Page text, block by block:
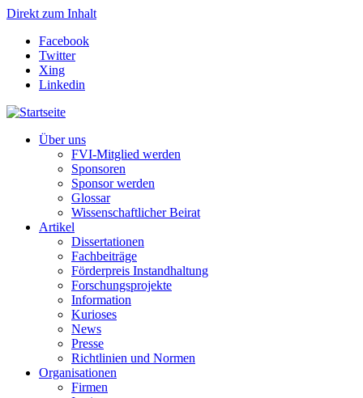
Direkt zum Inhalt
Facebook
Twitter
Xing
Linkedin
Über uns
FVI-Mitglied werden
Sponsoren
Sponsor werden
Glossar
Wissenschaftlicher Beirat
Artikel
Dissertationen
Fachbeiträge
Förderpreis Instandhaltung
Forschungsprojekte
Information
Kurioses
News
Presse
Richtlinien und Normen
Organisationen
Firmen